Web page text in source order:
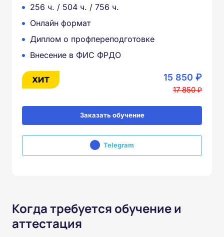
256 ч. / 504 ч. / 756 ч.
Онлайн формат
Диплом о профпереподготовке
Внесение в ФИС ФРДО
15 850 ₽
17 850 ₽
Заказать обучение
Telegram
Когда требуется обучение и
аттестация